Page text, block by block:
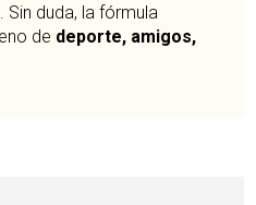
duda, la fórmula
de deporte, amigos,